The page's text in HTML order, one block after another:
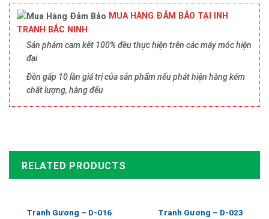
MUA HÀNG ĐẢM BẢO TẠI INH
TRANH BẮC NINH
Sản phảm cam kết 100% đều thực hiện trên các máy móc hiện
đại
Đền gấp 10 lần giá trị của sản phẩm nếu phát hiện hàng kém
chất lượng, hàng đểu
RELATED PRODUCTS
Tranh Gương – D-016 Tranh Gương – D-023